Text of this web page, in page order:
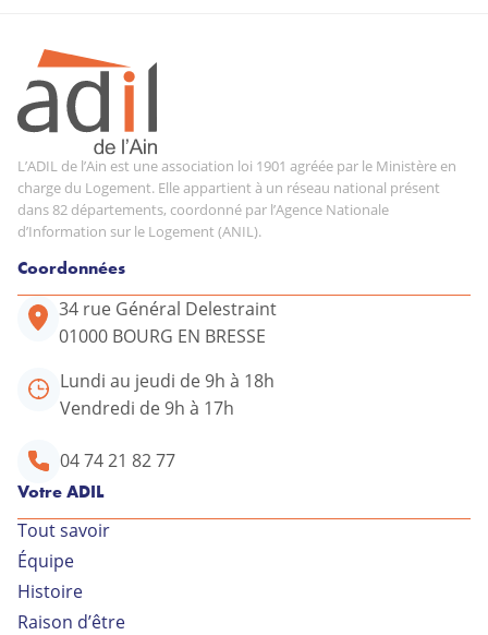
L’ADIL de l’Ain est une association loi 1901 agréée par le Ministère en
charge du Logement. Elle appartient à un réseau national présent
dans 82 départements, coordonné par l’Agence Nationale
d’Information sur le Logement (ANIL).
Votre ADIL
Tout savoir
Équipe
Histoire
Raison d’être
Coordonnées
34 rue Général Delestraint
01000 BOURG EN BRESSE
Lundi au jeudi de 9h à 18h
Vendredi de 9h à 17h
04 74 21 82 77